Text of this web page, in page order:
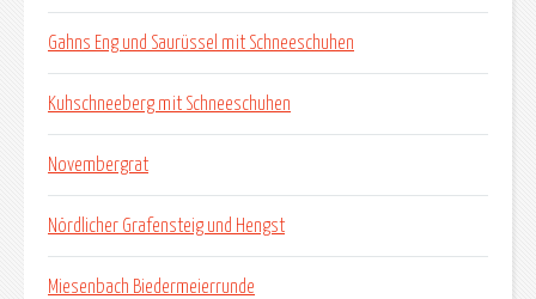
Gahns Eng und Saurüssel mit Schneeschuhen
Kuhschneeberg mit Schneeschuhen
Novembergrat
Nördlicher Grafensteig und Hengst
Miesenbach Biedermeierrunde